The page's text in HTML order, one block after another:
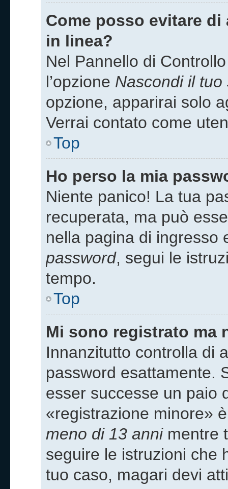
Come posso evitare
in linea?
Nel Pannello di
l’opzione Nascondi il
opzione, apparirai solo
Verrai contato come
Top
Ho perso la mia
Niente panico! La tua
recuperata, ma può
nella pagina di ingresso
password, segui le
tempo.
Top
Mi sono registrato ma
Innanzitutto controlla di
password esattamente.
esser successe un paio
«registrazione minore»
meno di 13 annimentre
seguire le istruzioni che
tuo caso, magari devi